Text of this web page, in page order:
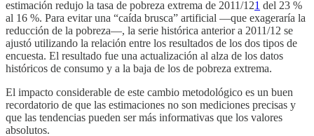
estimación redujo la tasa de pobreza extrema de 2011/121 del 23 %
al 16 %. Para evitar una “caída brusca” artificial —que exageraría la
reducción de la pobreza—, la serie histórica anterior a 2011/12 se
ajustó utilizando la relación entre los resultados de los dos tipos de
encuesta. El resultado fue una actualización al alza de los datos
históricos de consumo y a la baja de los de pobreza extrema.
El impacto considerable de este cambio metodológico es un buen
recordatorio de que las estimaciones no son mediciones precisas y
que las tendencias pueden ser más informativas que los valores
absolutos.